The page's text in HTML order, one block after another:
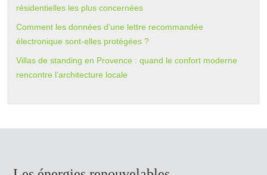
résidentielles les plus concernées
Comment les données d’une lettre recommandée
électronique sont-elles protégées ?
Villas de standing en Provence : quand le confort moderne
rencontre l’architecture locale